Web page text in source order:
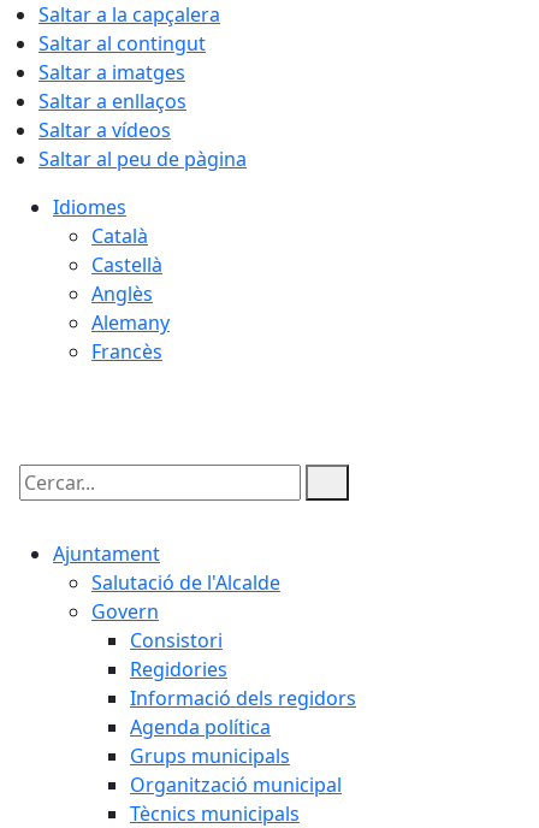
Saltar a la capçalera
Saltar al contingut
Saltar a imatges
Saltar a enllaços
Saltar a vídeos
Saltar al peu de pàgina
Idiomes
Català
Castellà
Anglès
Alemany
Francès
Cercar:
Ajuntament
Salutació de l'Alcalde
Govern
Consistori
Regidories
Informació dels regidors
Agenda política
Grups municipals
Organització municipal
Tècnics municipals